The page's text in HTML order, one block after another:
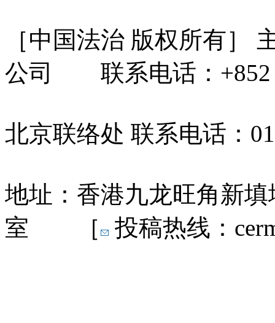
［中国法治 版权所有］
公司 联系电话：+852
北京联络处 联系电话：
地址：香港九龙旺角新
室 ［
投稿热线：